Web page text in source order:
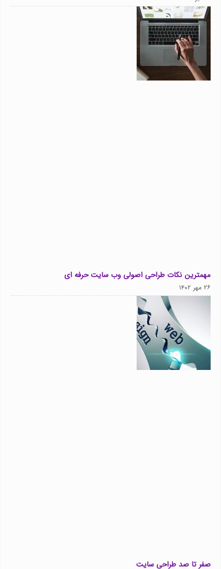
مهمترین نکات طراحی اصولی وب سایت حرفه ای
۲۶ مهر ۱۴۰۲
صفر تا صد طراحی سایت